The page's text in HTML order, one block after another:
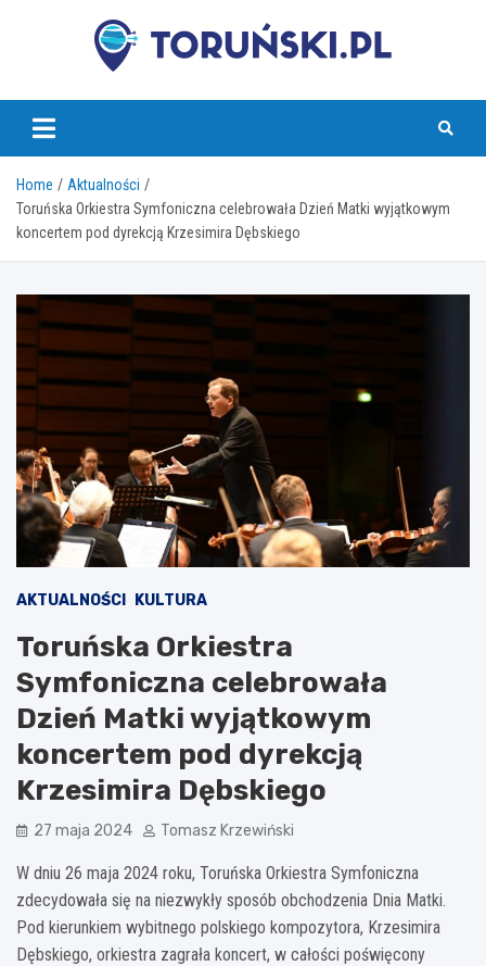
torunski.pl
Home
Aktualności
Toruńska Orkiestra Symfoniczna celebrowała Dzień Matki wyjątkowym
koncertem pod dyrekcją Krzesimira Dębskiego
AKTUALNOŚCI KULTURA
Toruńska Orkiestra
Symfoniczna celebrowała
Dzień Matki wyjątkowym
koncertem pod dyrekcją
Krzesimira Dębskiego
27 maja 2024 Tomasz Krzewiński
W dniu 26 maja 2024 roku, Toruńska Orkiestra Symfoniczna
zdecydowała się na niezwykły sposób obchodzenia Dnia Matki.
Pod kierunkiem wybitnego polskiego kompozytora, Krzesimira
Dębskiego, orkiestra zagrała koncert, w całości poświęcony